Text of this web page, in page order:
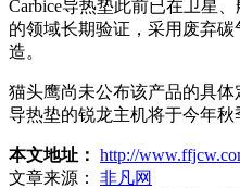
Carbice导热垫此前已在卫星
的领域长期验证，采用废弃
造。
猫头鹰尚未公布该产品的具体
导热垫的锐龙主机将于今年秋
本文地址： http://
文章来源：
非凡网